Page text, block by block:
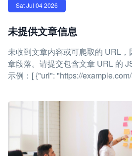
Sat Jul 04 2026
未提供文章信息
未收到文章内容或可爬取的 URL，
章段落。请提交包含文章 URL 的
示例：[ {"url": "https://